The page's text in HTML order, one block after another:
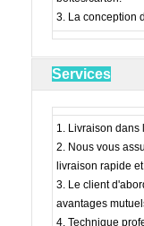
3. La conception
Services
1. Livraison dans
2. Nous vous
livraison rapide
3. Le client
avantages
4. Technique